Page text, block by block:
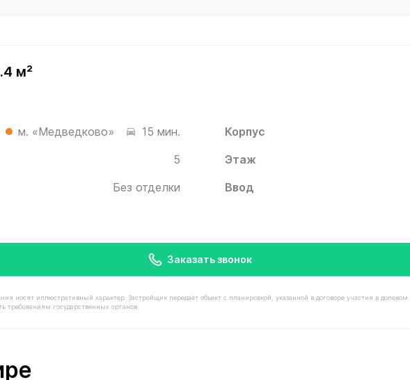
м²
м. «Медведково» 15 мин. Корпус
5 Этаж
Без отделки Ввод
Заказать звонок
носят иллюстративный характер. Застройщик передаёт объект с планировкой, указанной в договоре участия в долевом
требованиям государственных органов.